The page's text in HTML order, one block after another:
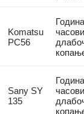
Komatsu
PC56
Sany SY
135